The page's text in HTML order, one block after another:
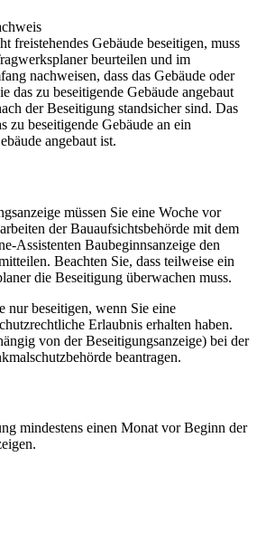
freistehendes Gebäude beseitigen, muss
beurteilen und im
nachweisen, dass das Gebäude oder
das zu beseitigende Gebäude angebaut
der Beseitigung standsicher sind. Das
zu beseitigende Gebäude an ein
angebaut ist.
müssen Sie eine Woche vor
der Bauaufsichtsbehörde mit dem
Assistenten Baubeginnsanzeige den
Beachten Sie, dass teilweise ein
die Beseitigung überwachen muss.
nur beseitigen, wenn Sie eine
Erlaubnis erhalten haben.
von der Beseitigungsanzeige) bei der
beantragen.
mindestens einen Monat vor Beginn der